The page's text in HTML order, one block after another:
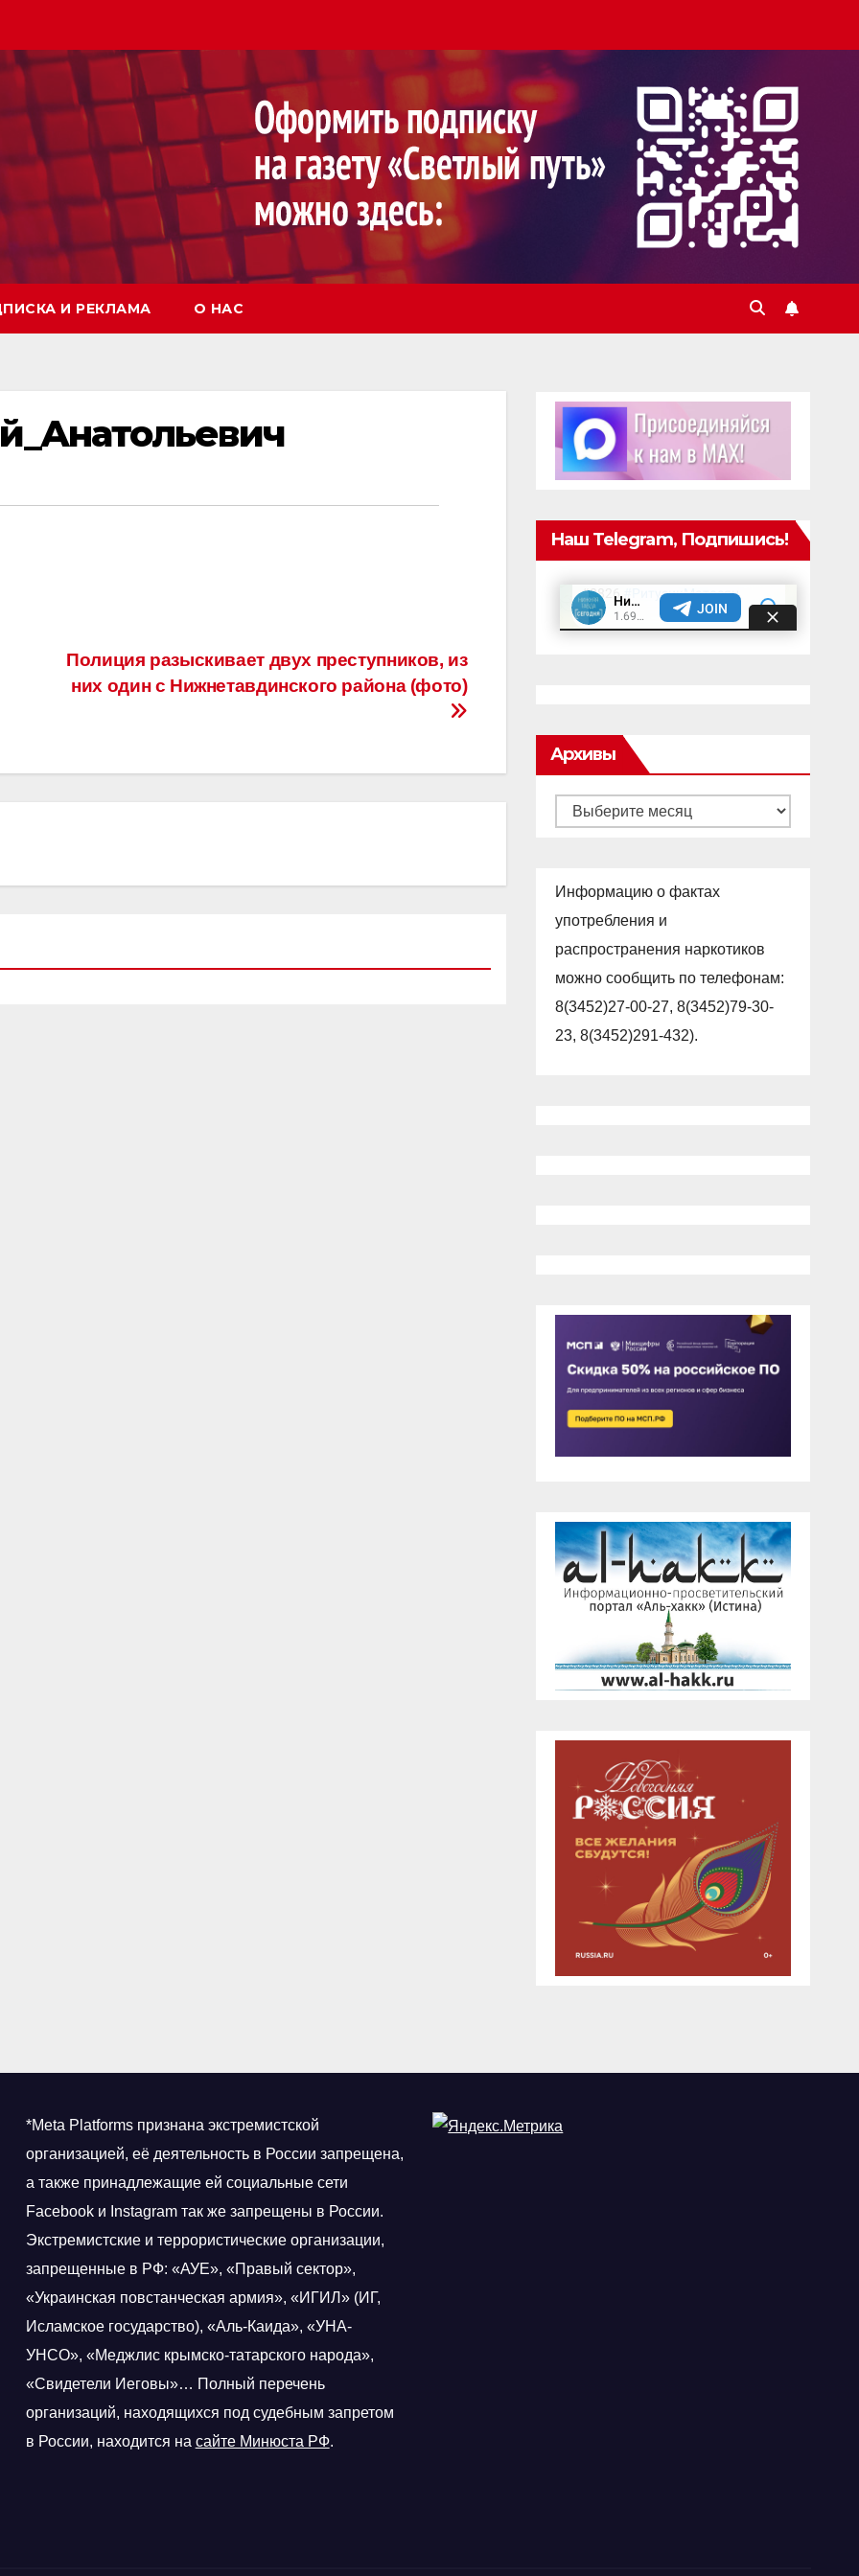
И РЕКЛАМА О НАС
Полиция разыскивает двух преступников, из
них один с Нижнетавдинского района (фото)
Наш Telegram, Подпишись!
Архивы
Архивы
Информацию о фактах
употребления и
распространения наркотиков
можно сообщить по телефонам:
8(3452)27-00-27, 8(3452)79-30-
23, 8(3452)291-432).
*Meta Platforms признана экстремистской
организацией, её деятельность в России запрещена,
а также принадлежащие ей социальные сети
Facebook и Instagram так же запрещены в России.
Экстремистские и террористические организации,
запрещенные в РФ: «АУЕ», «Правый сектор»,
«Украинская повстанческая армия», «ИГИЛ» (ИГ,
Исламское государство), «Аль-Каида», «УНА-
УНСО», «Меджлис крымско-татарского народа»,
«Свидетели Иеговы»… Полный перечень
организаций, находящихся под судебным запретом
в России, находится на сайте Минюста РФ.